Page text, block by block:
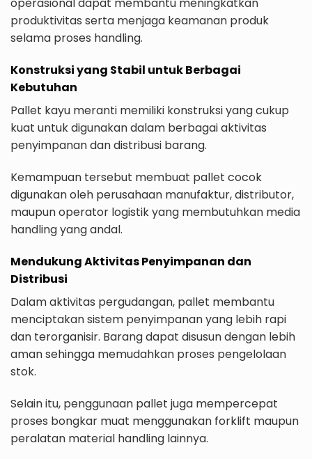
operasional dapat membantu meningkatkan
produktivitas serta menjaga keamanan produk
selama proses handling.
Konstruksi yang Stabil untuk Berbagai
Kebutuhan
Pallet kayu meranti memiliki konstruksi yang cukup
kuat untuk digunakan dalam berbagai aktivitas
penyimpanan dan distribusi barang.
Kemampuan tersebut membuat pallet cocok
digunakan oleh perusahaan manufaktur, distributor,
maupun operator logistik yang membutuhkan media
handling yang andal.
Mendukung Aktivitas Penyimpanan dan
Distribusi
Dalam aktivitas pergudangan, pallet membantu
menciptakan sistem penyimpanan yang lebih rapi
dan terorganisir. Barang dapat disusun dengan lebih
aman sehingga memudahkan proses pengelolaan
stok.
Selain itu, penggunaan pallet juga mempercepat
proses bongkar muat menggunakan forklift maupun
peralatan material handling lainnya.